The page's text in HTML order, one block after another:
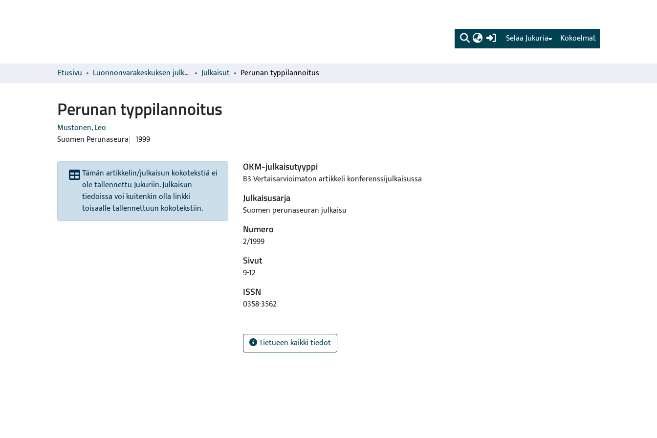
(current) Kokoelmat
Selaa Jukuria
Etusivu Luonnonvarakeskuksen julkaisut Julkaisut Perunan typpilannoitus
Perunan typpilannoitus
Mustonen, Leo
Suomen Perunaseura 1999
Tämän artikkelin/julkaisun kokotekstiä ei
ole tallennettu Jukuriin. Julkaisun
tiedoissa voi kuitenkin olla linkki
toisaalle tallennettuun kokotekstiin.
OKM-julkaisutyyppi
B3 Vertaisarvioimaton artikkeli konferenssijulkaisussa
Julkaisusarja
Suomen perunaseuran julkaisu
Numero
2/1999
Sivut
9-12
ISSN
0358-3562
Tietueen kaikki tiedot